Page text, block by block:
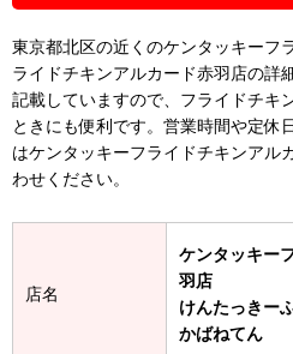
東京都北区の近くのケンタッキーフ
ライドチキンアルカード赤羽店の詳
記載していますので、フライドチキ
ときにも便利です。営業時間や定休
はケンタッキーフライドチキンアル
わせください。
店名
ケンタッキー
羽店
けんたっきー
かばねてん